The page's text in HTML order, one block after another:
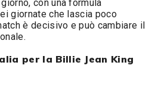
con una formula
giornate che lascia poco
è decisivo e può cambiare il
per la Billie Jean King